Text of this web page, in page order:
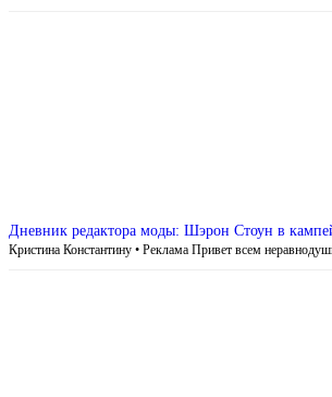
Дневник редактора моды: Шэрон Стоун в
Кристина Константину • Реклама Привет всем